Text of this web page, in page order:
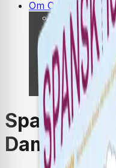
Om Cappelen
Presse
Nyhetsbrev
Send inn
Priser og
Stipender og
Kataloger
Rapport 2025
Spansk 8-
Damm